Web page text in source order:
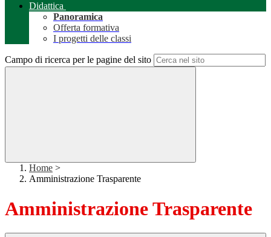
Didattica
Panoramica
Offerta formativa
I progetti delle classi
Campo di ricerca per le pagine del sito
Home >
Amministrazione Trasparente
Amministrazione Trasparente